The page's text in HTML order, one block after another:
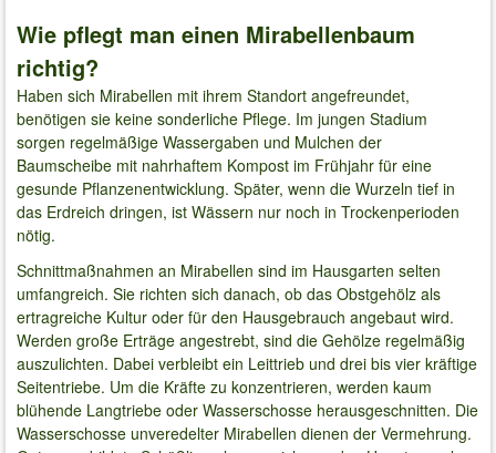
Wie pflegt man einen Mirabellenbaum
richtig?
Haben sich Mirabellen mit ihrem Standort angefreundet,
benötigen sie keine sonderliche Pflege. Im jungen Stadium
sorgen regelmäßige Wassergaben und Mulchen der
Baumscheibe mit nahrhaftem Kompost im Frühjahr für eine
gesunde Pflanzenentwicklung. Später, wenn die Wurzeln tief in
das Erdreich dringen, ist Wässern nur noch in Trockenperioden
nötig.
Schnittmaßnahmen an Mirabellen sind im Hausgarten selten
umfangreich. Sie richten sich danach, ob das Obstgehölz als
ertragreiche Kultur oder für den Hausgebrauch angebaut wird.
Werden große Erträge angestrebt, sind die Gehölze regelmäßig
auszulichten. Dabei verbleibt ein Leittrieb und drei bis vier kräftige
Seitentriebe. Um die Kräfte zu konzentrieren, werden kaum
blühende Langtriebe oder Wasserschosse herausgeschnitten. Die
Wasserschosse unveredelter Mirabellen dienen der Vermehrung.